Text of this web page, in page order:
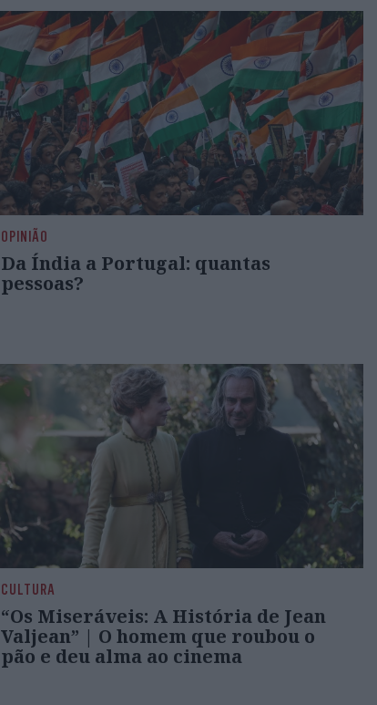
OPINIÃO
Da Índia a Portugal: quantas
pessoas?
CULTURA
“Os Miseráveis: A História de Jean
Valjean” | O homem que roubou o
pão e deu alma ao cinema